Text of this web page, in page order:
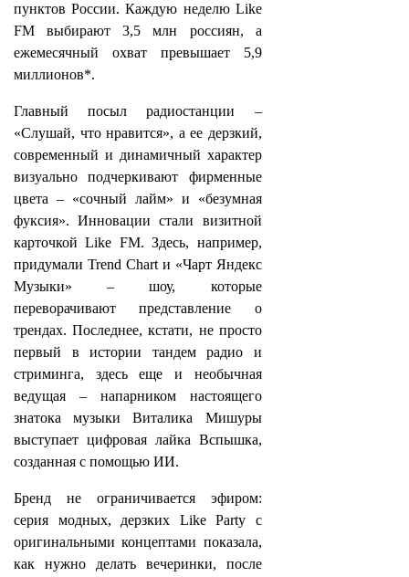
пунктов России. Каждую неделю Like
FM выбирают 3,5 млн россиян, а
ежемесячный охват превышает 5,9
миллионов*.
Главный посыл радиостанции –
«Слушай, что нравится», а ее дерзкий,
современный и динамичный характер
визуально подчеркивают фирменные
цвета – «сочный лайм» и «безумная
фуксия». Инновации стали визитной
карточкой Like FM. Здесь, например,
придумали Trend Chart и «Чарт Яндекс
Музыки» – шоу, которые
переворачивают представление о
трендах. Последнее, кстати, не просто
первый в истории тандем радио и
стриминга, здесь еще и необычная
ведущая – напарником настоящего
знатока музыки Виталика Мишуры
выступает цифровая лайка Вспышка,
созданная с помощью ИИ.
Бренд не ограничивается эфиром:
серия модных, дерзких Like Party с
оригинальными концептами показала,
как нужно делать вечеринки, после